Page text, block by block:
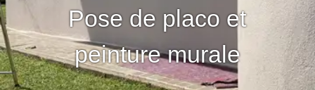
Pose de placo et
peinture murale